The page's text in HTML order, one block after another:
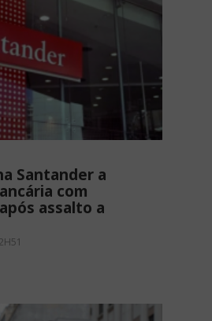
Santander a
com
assalto a